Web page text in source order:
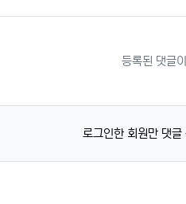
등록된 댓글
로그인한 회원만 댓글